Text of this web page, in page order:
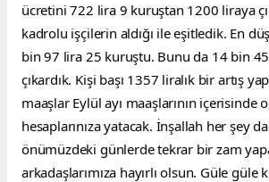
ücretini 722 lira 9 kuruştan 1200 liraya
kadrolu işçilerin aldığı ile eşitledik. En
bin 97 lira 25 kuruştu. Bunu da 14 bin
çıkardık. Kişi başı 1357 liralık bir artış
maaşlar Eylül ayı maaşlarının içerisinde
hesaplarınıza yatacak. İnşallah her şey
önümüzdeki günlerde tekrar bir zam
arkadaşlarımıza hayırlı olsun. Güle güle